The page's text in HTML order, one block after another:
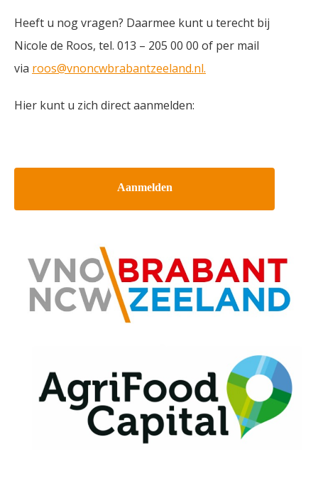
Heeft u nog vragen? Daarmee kunt u terecht bij
Nicole de Roos, tel. 013 – 205 00 00 of per mail
via roos@vnoncwbrabantzeeland.nl.
Hier kunt u zich direct aanmelden:
Aanmelden